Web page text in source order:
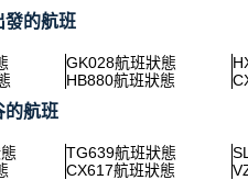
發的航班
GK028航班狀態
HB880航班狀態
的航班
TG639航班狀態
CX617航班狀態